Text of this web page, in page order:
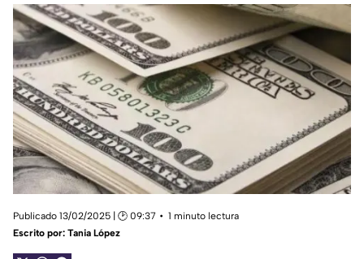
Publicado 13/02/2025 | 🕑 09:37
1 minuto lectura
Escrito por: Tania López